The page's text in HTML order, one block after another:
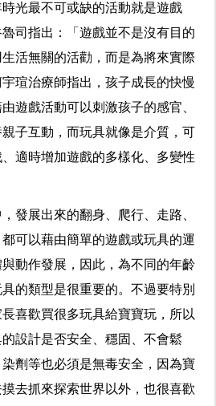
光最不可或缺的活動就是遊戲
司指出：「遊戲並不是沒有目的
活無關的活勸，而是為將來實際
瑄治療師指出，孩子成長的快慢
遊戲活動可以刺激孩子的感官、
子互動，而玩具就像是介質，可
適時增加遊戲的多樣化、多變性
發展出來的翻身、爬行、走路、
可以藉由簡單的遊戲或玩具的運
動作發展，因此，為不同的年齡
的類型是很重要的。不過要特別
喜歡買很多玩具給寶寶玩，所以
設計是否安全、穩固、不會鬆
劑等也必須是無毒安全，因為寶
去抓來探索世界以外，也很喜歡